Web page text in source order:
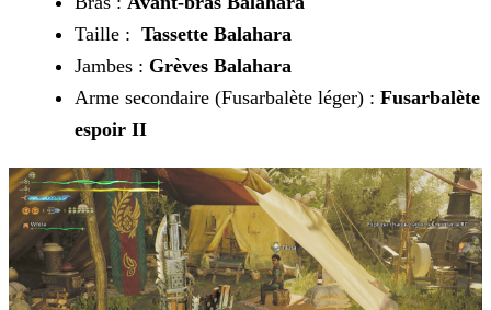
Taille : Tassette Balahara
Jambes : Grèves Balahara
Arme secondaire (Fusarbalète léger) : Fusarbalète
espoir II